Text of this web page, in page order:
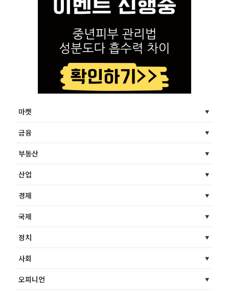
마켓
금융
부동산
산업
경제
국제
정치
사회
오피니언